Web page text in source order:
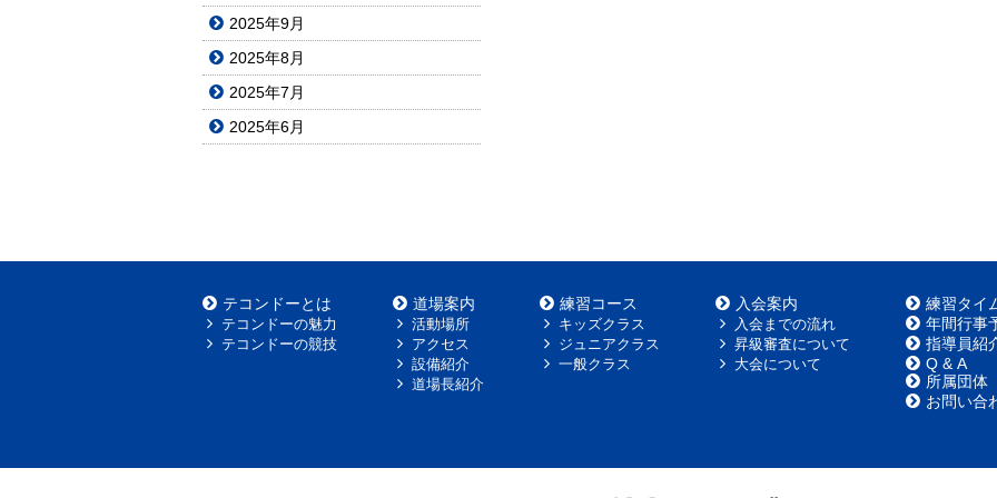
2025年9月
2025年8月
2025年7月
2025年6月
テコンドーとは
テコンドーの魅力
テコンドーの競技
道場案内
活動場所
アクセス
設備紹介
道場長紹介
練習コース
キッズクラス
ジュニアクラス
一般クラス
入会案内
入会までの流れ
昇級審査について
大会について
練習タイ
年間行事
指導員紹
Q & A
所属団体
お問い合